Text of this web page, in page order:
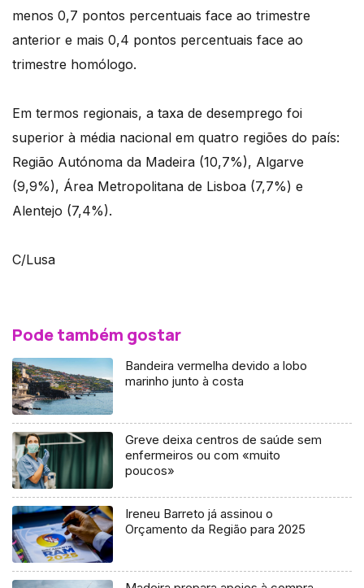
menos 0,7 pontos percentuais face ao trimestre
anterior e mais 0,4 pontos percentuais face ao
trimestre homólogo.
Em termos regionais, a taxa de desemprego foi
superior à média nacional em quatro regiões do país:
Região Autónoma da Madeira (10,7%), Algarve
(9,9%), Área Metropolitana de Lisboa (7,7%) e
Alentejo (7,4%).
C/Lusa
Pode também gostar
Bandeira vermelha devido a lobo
marinho junto à costa
Greve deixa centros de saúde sem
enfermeiros ou com «muito
poucos»
Ireneu Barreto já assinou o
Orçamento da Região para 2025